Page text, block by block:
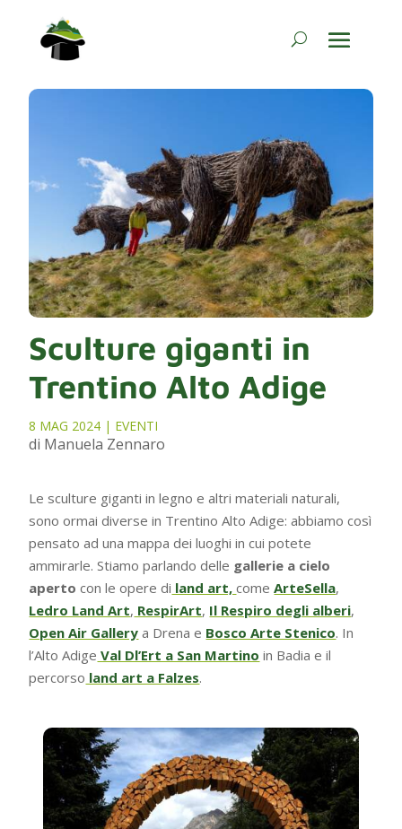
Sculture giganti in
Trentino Alto Adige
8 MAG 2024 | EVENTI
di Manuela Zennaro
Le sculture giganti in legno e altri materiali naturali,
sono ormai diverse in Trentino Alto Adige: abbiamo così
pensato ad una mappa dei luoghi in cui potete
ammirarle. Stiamo parlando delle gallerie a cielo
aperto con le opere di land art,comeArteSella,
Ledro Land Art, RespirArt, Il Respiro degli alberi,
Open Air Gallery a Drena e Bosco Arte Stenico. In
l’Alto Adige Val Dl’Ert a San Martino in Badia e il
percorso land art a Falzes.